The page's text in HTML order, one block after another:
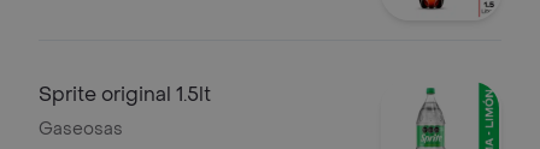
Sprite original 1.5lt
Gaseosas